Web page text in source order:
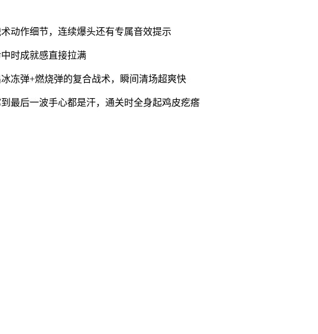
动作细节，连续爆头还有专属音效提示
时成就感直接拉满
冻弹+燃烧弹的复合战术，瞬间清场超爽快
最后一波手心都是汗，通关时全身起鸡皮疙瘩